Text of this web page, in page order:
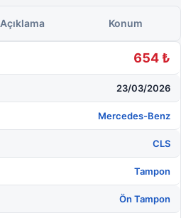
Açıklama Konum
654 ₺
23/03/2026
Mercedes-Benz
CLS
Tampon
Ön Tampon